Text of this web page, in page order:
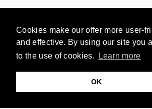
Cookies make our offer more user-
and effective. By using our site you
to the use of cookies.
Learn more
OK